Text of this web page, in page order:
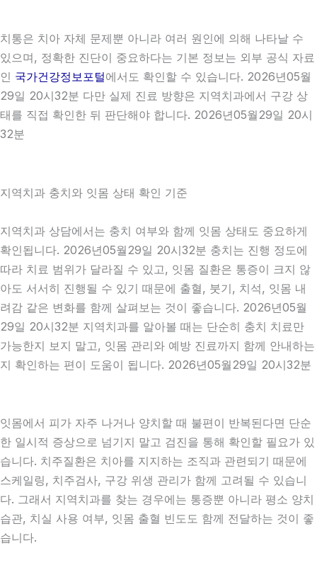
치통은 치아 자체 문제뿐 아니라 여러 원인에 의해 나타날 수
있으며, 정확한 진단이 중요하다는 기본 정보는 외부 공식 자료
인 국가건강정보포털에서도 확인할 수 있습니다. 2026년05월
29일 20시32분 다만 실제 진료 방향은 지역치과에서 구강 상
태를 직접 확인한 뒤 판단해야 합니다. 2026년05월29일 20시
32분
지역치과 충치와 잇몸 상태 확인 기준
지역치과 상담에서는 충치 여부와 함께 잇몸 상태도 중요하게
확인됩니다. 2026년05월29일 20시32분 충치는 진행 정도에
따라 치료 범위가 달라질 수 있고, 잇몸 질환은 통증이 크지 않
아도 서서히 진행될 수 있기 때문에 출혈, 붓기, 치석, 잇몸 내
려감 같은 변화를 함께 살펴보는 것이 좋습니다. 2026년05월
29일 20시32분 지역치과를 알아볼 때는 단순히 충치 치료만
가능한지 보지 말고, 잇몸 관리와 예방 진료까지 함께 안내하는
지 확인하는 편이 도움이 됩니다. 2026년05월29일 20시32분
잇몸에서 피가 자주 나거나 양치할 때 불편이 반복된다면 단순
한 일시적 증상으로 넘기지 말고 검진을 통해 확인할 필요가 있
습니다. 치주질환은 치아를 지지하는 조직과 관련되기 때문에
스케일링, 치주검사, 구강 위생 관리가 함께 고려될 수 있습니
다. 그래서 지역치과를 찾는 경우에는 통증뿐 아니라 평소 양치
습관, 치실 사용 여부, 잇몸 출혈 빈도도 함께 전달하는 것이 좋
습니다.